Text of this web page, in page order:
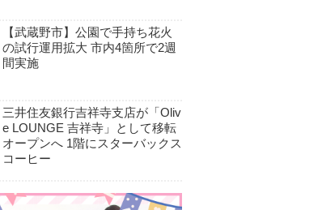
【武蔵野市】公園で手持ち花火
の試行運用拡大 市内4箇所で2週
間実施
三井住友銀行吉祥寺支店が「Oliv
e LOUNGE 吉祥寺」として移転
オープンへ 1階にスターバックス
コーヒー